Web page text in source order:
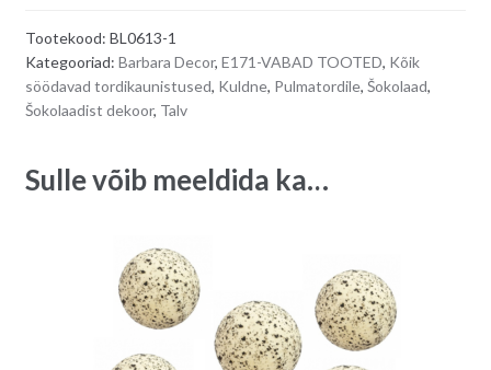
-
7
tk
Tootekood: BL0613-1
Kategooriad: Barbara Decor, E171-VABAD TOOTED, Kõik
söödavad tordikaunistused, Kuldne, Pulmatordile, Šokolaad,
Šokolaadist dekoor, Talv
Sulle võib meeldida ka…